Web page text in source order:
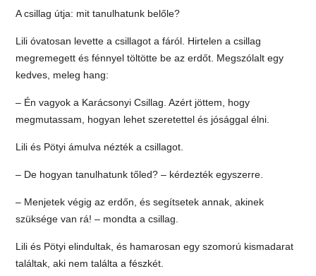
A csillag útja: mit tanulhatunk belőle?
Lili óvatosan levette a csillagot a fáról. Hirtelen a csillag
megremegett és fénnyel töltötte be az erdőt. Megszólalt egy
kedves, meleg hang:
– Én vagyok a Karácsonyi Csillag. Azért jöttem, hogy
megmutassam, hogyan lehet szeretettel és jósággal élni.
Lili és Pötyi ámulva nézték a csillagot.
– De hogyan tanulhatunk tőled? – kérdezték egyszerre.
– Menjetek végig az erdőn, és segítsetek annak, akinek
szüksége van rá! – mondta a csillag.
Lili és Pötyi elindultak, és hamarosan egy szomorú kismadarat
találtak, aki nem találta a fészkét.